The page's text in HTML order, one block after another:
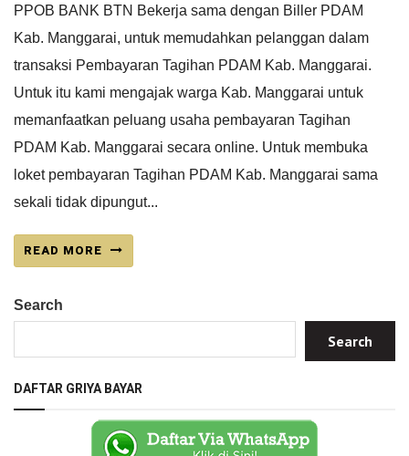
PPOB BANK BTN Bekerja sama dengan Biller PDAM
Kab. Manggarai, untuk memudahkan pelanggan dalam
transaksi Pembayaran Tagihan PDAM Kab. Manggarai.
Untuk itu kami mengajak warga Kab. Manggarai untuk
memanfaatkan peluang usaha pembayaran Tagihan
PDAM Kab. Manggarai secara online. Untuk membuka
loket pembayaran Tagihan PDAM Kab. Manggarai sama
sekali tidak dipungut...
READ MORE
Search
Search
DAFTAR GRIYA BAYAR